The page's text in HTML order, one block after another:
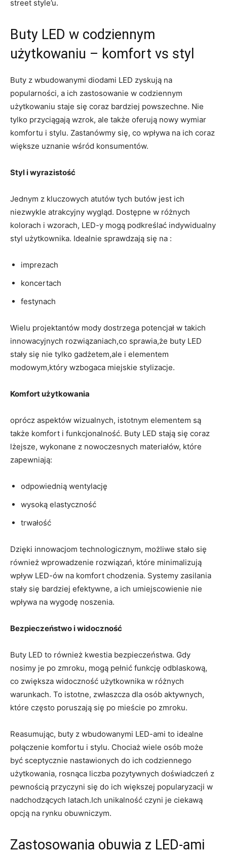
street style’u.
Buty LED w codziennym
użytkowaniu – komfort vs styl
Buty z wbudowanymi diodami LED zyskują na
popularności, a ich zastosowanie w codziennym
użytkowaniu staje się coraz bardziej powszechne. Nie
tylko przyciągają wzrok, ale także oferują nowy wymiar
komfortu i stylu. Zastanówmy się, co wpływa na ich coraz
większe uznanie wśród konsumentów.
Styl i wyrazistość
Jednym z kluczowych atutów tych butów jest ich
niezwykle atrakcyjny wygląd. Dostępne w różnych
kolorach i wzorach, LED-y mogą podkreślać indywidualny
styl użytkownika. Idealnie sprawdzają się na :
imprezach
koncertach
festynach
Wielu projektantów mody dostrzega potencjał w takich
innowacyjnych rozwiązaniach,co sprawia,że buty LED
stały się nie tylko gadżetem,ale i elementem
modowym,który wzbogaca miejskie stylizacje.
Komfort użytkowania
oprócz aspektów wizualnych, istotnym elementem są
także komfort i funkcjonalność. Buty LED stają się coraz
lżejsze, wykonane z nowoczesnych materiałów, które
zapewniają:
odpowiednią wentylację
wysoką elastyczność
trwałość
Dzięki innowacjom technologicznym, możliwe stało się
również wprowadzenie rozwiązań, które minimalizują
wpływ LED-ów na komfort chodzenia. Systemy zasilania
stały się bardziej efektywne, a ich umiejscowienie nie
wpływa na wygodę noszenia.
Bezpieczeństwo i widoczność
Buty LED to również kwestia bezpieczeństwa. Gdy
nosimy je po zmroku, mogą pełnić funkcję odblaskową,
co zwiększa widoczność użytkownika w różnych
warunkach. To istotne, zwłaszcza dla osób aktywnych,
które często poruszają się po mieście po zmroku.
Reasumując, buty z wbudowanymi LED-ami to idealne
połączenie komfortu i stylu. Chociaż wiele osób może
być sceptycznie nastawionych do ich codziennego
użytkowania, rosnąca liczba pozytywnych doświadczeń z
pewnością przyczyni się do ich większej popularyzacji w
nadchodzących latach.Ich unikalność czyni je ciekawą
opcją na rynku obuwniczym.
Zastosowania obuwia z LED-ami